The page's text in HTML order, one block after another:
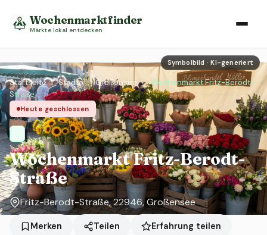
Wochenmarktfinder
Märkte lokal entdecken
Symbolbild · KI-generiert
Startseite › Städte › Großensee ›
Wochenmarkt Fritz-Berodt-
Straße
Heute geschlossen
Wochenmarkt Fritz-Berodt-
Straße
Fritz-Berodt-Straße, 22946, Großensee
Merken Teilen Erfahrung teilen